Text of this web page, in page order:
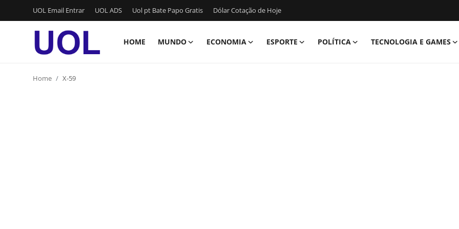
UOL Email Entrar UOL ADS Uol pt Bate Papo Gratis Dólar Cotação de Hoje
HOME MUNDO ECONOMIA ESPORTE POLÍTICA
TECNOLOGIA E GAMES
Login
Home X-59